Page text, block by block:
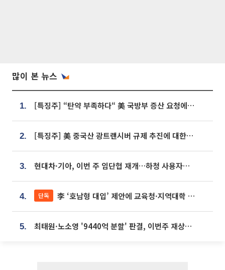
많이 본 뉴스
1. [특징주] “탄약 부족하다“ 美 국방부 증산 요청에⋯국내 방산주 급등세
2. [특징주] 美 중국산 광트랜시버 규제 추진에 대한광통신 등 광통신株 강세
3. 현대차·기아, 이번 주 임단협 재개…하청 사용자성 재심도 ‘변수’
4. 단독 李 ‘호남형 대입’ 제안에 교육청·지역대학 서·논술형 입시 연계 '착수'
5. 최태원·노소영 '9440억 분할' 판결, 이번주 재상고 여부 주목